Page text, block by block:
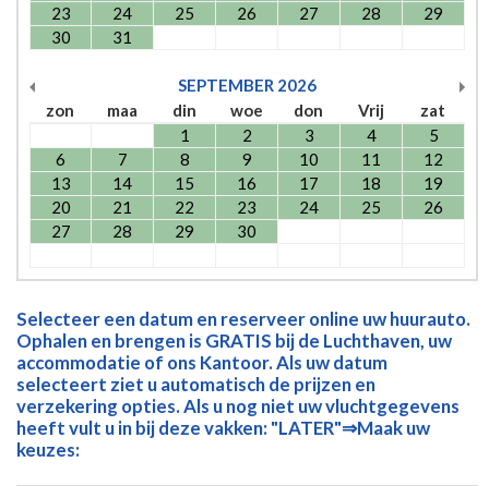
23
24 25 26 27 28
29
30
31
SEPTEMBER 2026
zon
maa din woe don Vrij
zat
1
2 3 4
5
6
7 8 9 10 11
12
13
14 15 16 17 18
19
20
21 22 23 24 25
26
27
28 29 30
Selecteer een datum en reserveer online uw huurauto.
Ophalen en brengen is GRATIS bij de Luchthaven, uw
accommodatie of ons Kantoor. Als uw datum
selecteert ziet u automatisch de prijzen en
verzekering opties. Als u nog niet uw vluchtgegevens
heeft vult u in bij deze vakken: "LATER"⇒Maak uw
keuzes: